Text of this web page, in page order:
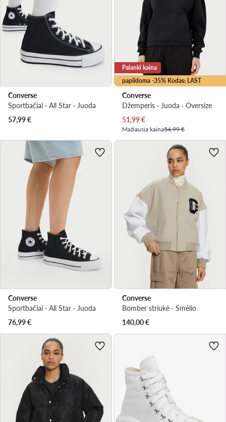
Converse
Sportbačiai · All Star · Juoda
57,99€
papildoma -35% Kodas: LAST
Palanki kaina
Converse
Džemperis · Juoda · Oversize
Dabartinė kaina
51,99€
Mažiausia kaina54,99 €
Converse
Sportbačiai · All Star · Juoda
76,99€
Converse
Bomber striukė · Smėlio
140,00€